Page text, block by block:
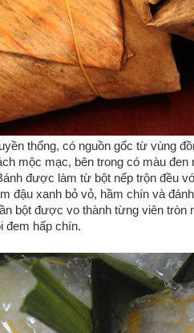
thống, có nguồn gốc từ vùng
mộc mạc, bên trong có màu
được làm từ bột nếp trộn đều
đậu xanh bỏ vỏ, hầm chín và
bột được vo thành từng viên tròn
đem hấp chín.